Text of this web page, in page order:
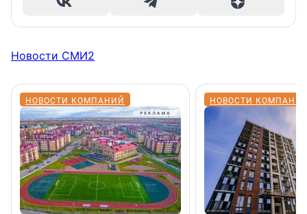
Новости СМИ2
НОВОСТИ КОМПАНИЙ НОВОСТИ